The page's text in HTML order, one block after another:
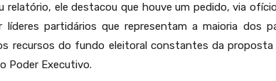
relatório, ele destacou que houve um pedido, via
partidários que representam a maioria dos
recursos do fundo eleitoral constantes da proposta
Poder Executivo.